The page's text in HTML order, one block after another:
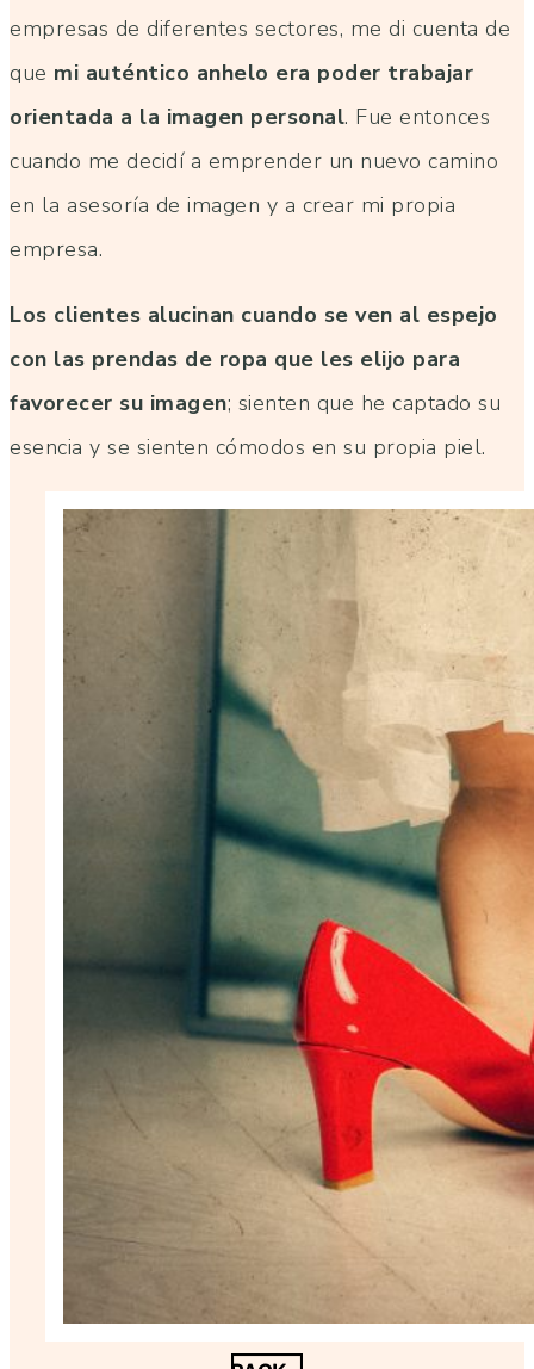
empresas de diferentes sectores, me di cuenta de
que mi auténtico anhelo era poder trabajar
orientada a la imagen personal. Fue entonces
cuando me decidí a emprender un nuevo camino
en la asesoría de imagen y a crear mi propia
empresa.
Los clientes alucinan cuando se ven al espejo
con las prendas de ropa que les elijo para
favorecer su imagen; sienten que he captado su
esencia y se sienten cómodos en su propia piel.